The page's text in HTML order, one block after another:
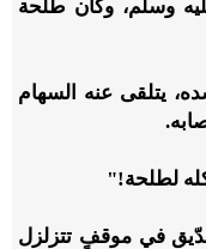
وسلم، وكان طلحة
يتلقى عنه السهام
لطلحة!"
في موقفٍ تتزلزل